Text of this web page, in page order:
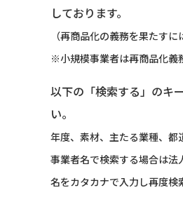
しております。
（再商品化の義務を果たす
※小規模事業者は再商品化義
以下の「検索する」のキ
い。
年度、素材、主たる業種、都
事業者名で検索する場合は
名をカタカナで入力し再度検